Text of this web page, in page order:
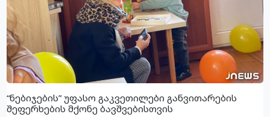
“ნებიჯების” უფასო გაკვეთილები განვითარების
შეფერხების მქონე ბავშვებისთვის